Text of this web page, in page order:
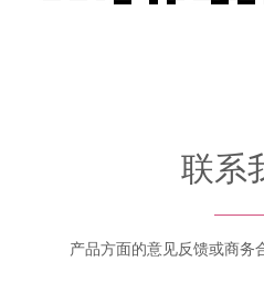
联系
产品方面的意见反馈或商务